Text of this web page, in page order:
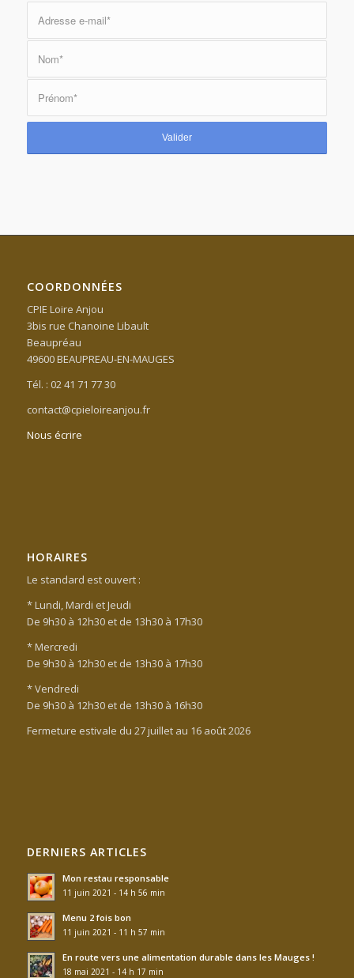
COORDONNÉES
CPIE Loire Anjou
3bis rue Chanoine Libault
Beaupréau
49600 BEAUPREAU-EN-MAUGES
Tél. : 02 41 71 77 30
contact@cpieloireanjou.fr
Nous écrire
HORAIRES
Le standard est ouvert :
* Lundi, Mardi et Jeudi
De 9h30 à 12h30 et de 13h30 à 17h30
* Mercredi
De 9h30 à 12h30 et de 13h30 à 17h30
* Vendredi
De 9h30 à 12h30 et de 13h30 à 16h30
Fermeture estivale du 27 juillet au 16 août 2026
DERNIERS ARTICLES
Mon restau responsable
11 juin 2021 - 14 h 56 min
Menu 2 fois bon
11 juin 2021 - 11 h 57 min
En route vers une alimentation durable dans les Mauges !
18 mai 2021 - 14 h 17 min